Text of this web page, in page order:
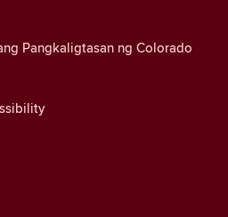
Pangkaligtasan ng Colorado